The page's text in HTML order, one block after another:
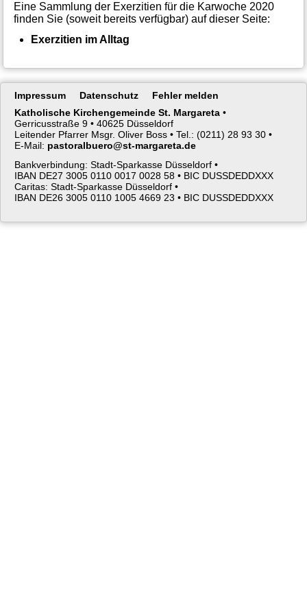
Eine Sammlung der Exerzitien für die Karwoche 2020
finden Sie (soweit bereits verfügbar) auf dieser Seite:
Exerzitien im Alltag
Navigation
Impressum Datenschutz
Fehler melden
Katholische Kirchengemeinde St. Margareta •
Gerricusstraße 9 • 40625 Düsseldorf
Leitender Pfarrer Msgr. Oliver Boss • Tel.: (0211) 28 93 30 •
E-Mail: pastoralbuero@st-margareta.de
Bankverbindung: Stadt-Sparkasse Düsseldorf •
IBAN DE27 3005 0110 0017 0028 58 • BIC DUSSDEDDXXX
Caritas: Stadt-Sparkasse Düsseldorf •
IBAN DE26 3005 0110 1005 4669 23 • BIC DUSSDEDDXXX